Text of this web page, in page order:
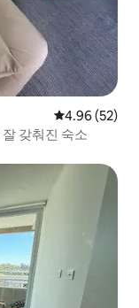
평점 4.96점(5
4.96 (52)
갖춰진 숙소